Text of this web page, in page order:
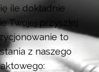
ile dokładnie
Twojej przyszłej
to
z naszego